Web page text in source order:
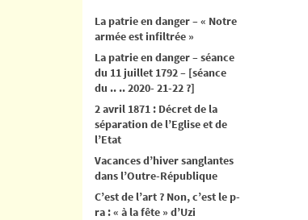
La patrie en danger – « Notre
armée est infiltrée »
La patrie en danger – séance
du 11 juillet 1792 – [séance
du .. .. 2020- 21-22 ?]
2 avril 1871 : Décret de la
séparation de l’Eglise et de
l’Etat
Vacances d’hiver sanglantes
dans l’Outre-République
C’est de l’art ? Non, c’est le p-
ra : « à la fête » d’Uzi